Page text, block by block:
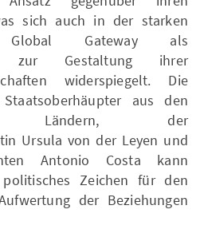
sich auch in der starken
Gateway als
zur Gestaltung ihrer
widerspiegelt. Die
aus den
Ländern, der
Ursula von der Leyen und
Antonio Costa kann
Zeichen für den
der Beziehungen